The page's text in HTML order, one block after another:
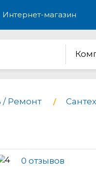
Интернет-магазин
/ Ремонт
0 отзывов